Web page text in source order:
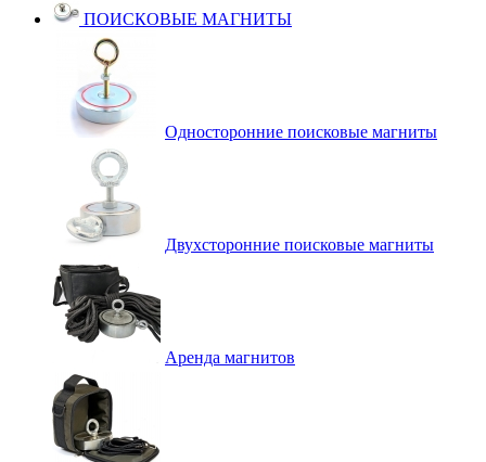
ПОИСКОВЫЕ МАГНИТЫ
Односторонние поисковые магниты
Двухсторонние поисковые магниты
Аренда магнитов